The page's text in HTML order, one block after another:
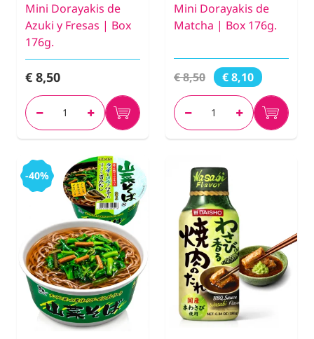
Mini Dorayakis de
Azuki y Fresas | Box
176g.
€ 8,50
Mini Dorayakis de
Matcha | Box 176g.
€ 8,50 € 8,10
-40%